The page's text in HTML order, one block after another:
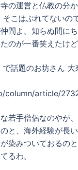
の運営と仏教の分
こはぶれてないの
間よ。知らぬ間に
のが一番笑えたけど
話題のお坊さん 大
column/article/
若手僧侶なのやが
と、海外経験が長
染みついておるの
るわ。